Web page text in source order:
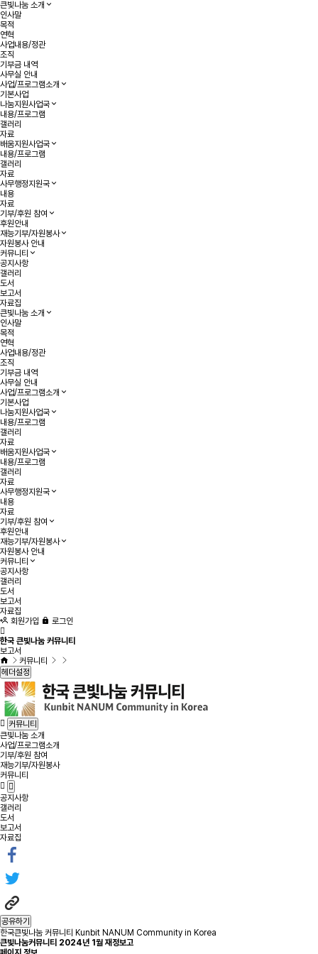
큰빛나눔 소개
인사말
목적
연혁
사업내용/정관
조직
기부금 내역
사무실 안내
사업/프로그램소개
기본사업
나눔지원사업국
내용/프로그램
갤러리
자료
배움지원사업국
내용/프로그램
갤러리
자료
사무행정지원국
내용
자료
기부/후원 참여
후원안내
재능기부/자원봉사
자원봉사 안내
커뮤니티
공지사항
갤러리
도서
보고서
자료집
큰빛나눔 소개
인사말
목적
연혁
사업내용/정관
조직
기부금 내역
사무실 안내
사업/프로그램소개
기본사업
나눔지원사업국
내용/프로그램
갤러리
자료
배움지원사업국
내용/프로그램
갤러리
자료
사무행정지원국
내용
자료
기부/후원 참여
후원안내
재능기부/자원봉사
자원봉사 안내
커뮤니티
공지사항
갤러리
도서
보고서
자료집
회원가입
로그인
한국 큰빛나눔 커뮤니티
보고서
커뮤니티
헤더설정
커뮤니티
큰빛나눔 소개
사업/프로그램소개
기부/후원 참여
재능기부/자원봉사
커뮤니티
공지사항
갤러리
도서
보고서
자료집
공유하기
한국큰빛나눔 커뮤니티 Kunbit NANUM Community in Korea
큰빛나눔커뮤니티 2024년 1월 재정보고